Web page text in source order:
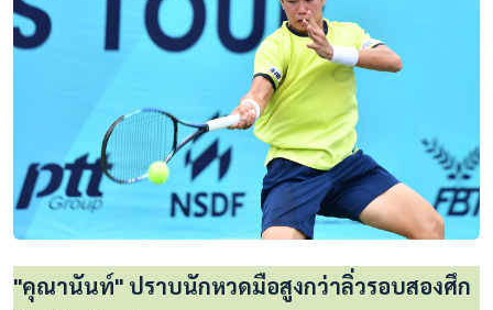
"คุณานันท์" ปราบนักหวดมือสูงกว่าลิ่วรอบสองศึก